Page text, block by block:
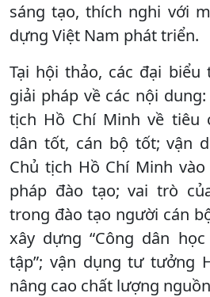
sáng tạo, thích nghi với
dựng Việt Nam phát triển.
Tại hội thảo, các đại biểu
giải pháp về các nội
tịch Hồ Chí Minh về tiêu
dân tốt, cán bộ tốt; vận
Chủ tịch Hồ Chí Minh
pháp đào tạo; vai trò
trong đào tạo người cán
xây dựng “Công dân
tập”; vận dụng tư tưởng
nâng cao chất lượng